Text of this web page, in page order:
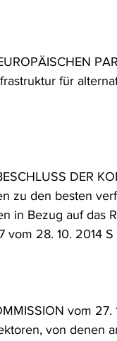
für
DER
zu den besten
in Bezug auf das
vom 28. 10. 2014 S
vom
von denen